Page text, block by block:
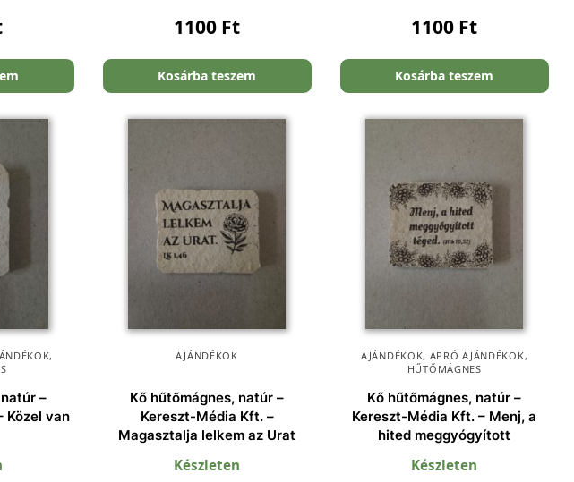
1100 Ft
Kosárba teszem
1100 Ft
Kosárba teszem
,
–
Közel van
AJÁNDÉKOK
Kő hűtőmágnes, natúr –
Kereszt-Média Kft. –
Magasztalja lelkem az Urat
Készleten
AJÁNDÉKOK, APRÓ AJÁNDÉKOK,
HŰTŐMÁGNES
Kő hűtőmágnes, natúr –
Kereszt-Média Kft. – Menj, a
hited meggyógyított
Készleten